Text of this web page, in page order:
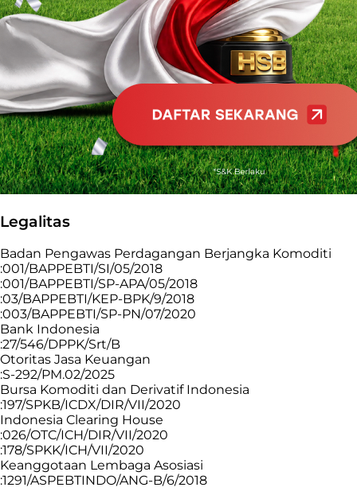
Legalitas
Badan Pengawas Perdagangan Berjangka Komoditi
:001/BAPPEBTI/SI/05/2018
:001/BAPPEBTI/SP-APA/05/2018
:03/BAPPEBTI/KEP-BPK/9/2018
:003/BAPPEBTI/SP-PN/07/2020
Bank Indonesia
:27/546/DPPK/Srt/B
Otoritas Jasa Keuangan
:S-292/PM.02/2025
Bursa Komoditi dan Derivatif Indonesia
:197/SPKB/ICDX/DIR/VII/2020
Indonesia Clearing House
:026/OTC/ICH/DIR/VII/2020
:178/SPKK/ICH/VII/2020
Keanggotaan Lembaga Asosiasi
:1291/ASPEBTINDO/ANG-B/6/2018